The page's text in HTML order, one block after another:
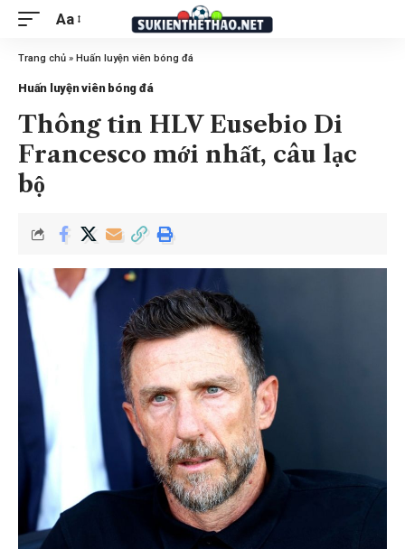
Aa
Trang chủ » Huấn luyện viên bóng đá
Huấn luyện viên bóng đá
Thông tin HLV Eusebio Di
Francesco mới nhất, câu lạc
bộ